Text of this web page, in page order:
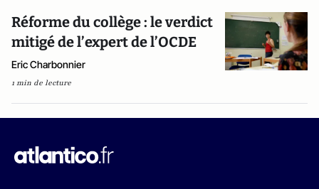
Réforme du collège : le verdict
mitigé de l’expert de l’OCDE
Eric Charbonnier
1 min de lecture